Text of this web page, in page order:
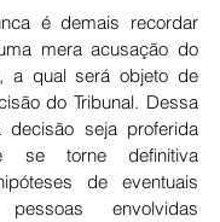
é demais recordar
mera acusação do
a qual será objeto de
do Tribunal. Dessa
seja proferida
se torne definitiva
de eventuais
envolvidas